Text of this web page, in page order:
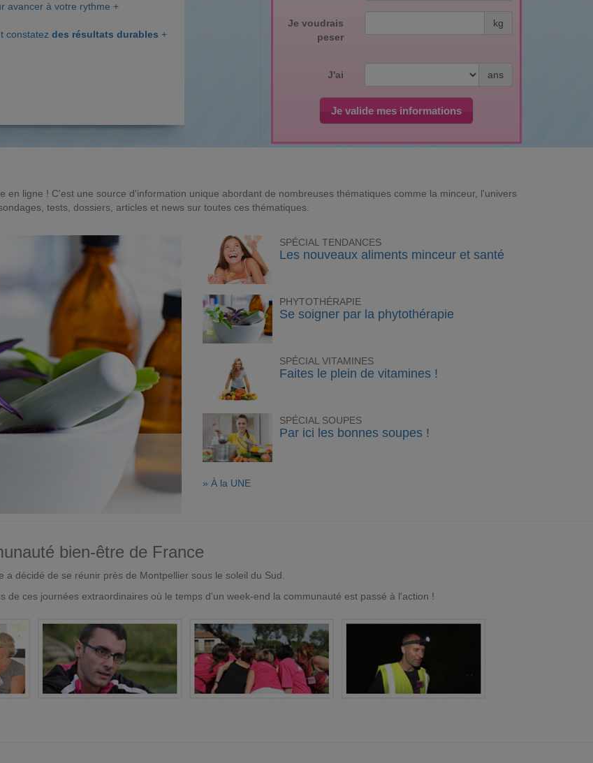
Je voudrais
peser
kg
J'ai ans
Je valide mes informations
avancer à votre rythme +
constatez des résultats durables +
ligne ! C'est une source d'information unique abordant de nombreuses thématiques comme la minceur, l'univers
tests, dossiers, articles et news sur toutes ces thématiques.
SPÉCIAL TENDANCES
Les nouveaux aliments minceur et santé
PHYTOTHÉRAPIE
Se soigner par la phytothérapie
SPÉCIAL VITAMINES
Faites le plein de vitamines !
SPÉCIAL SOUPES
Par ici les bonnes soupes !
» À la UNE
bien-être de France
décidé de se réunir près de Montpellier sous le soleil du Sud.
de ces journées extraordinaires où le temps d'un week-end la communauté est passé à l'action !